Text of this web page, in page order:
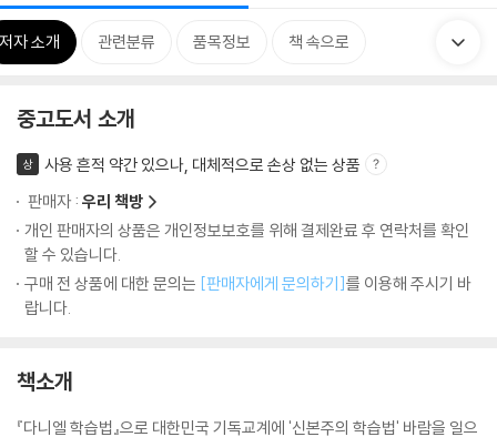
저자 소개 관련분류 품목정보 책 속으로
중고도서 소개
상
사용 흔적 약간 있으나, 대체적으로 손상 없는 상품
판매자 : 우리 책방
개인 판매자의 상품은 개인정보보호를 위해 결제완료 후 연락처를 확인
할 수 있습니다.
구매 전 상품에 대한 문의는 [판매자에게 문의하기]를 이용해 주시기 바
랍니다.
책소개
『다니엘 학습법』으로 대한민국 기독교계에 '신본주의 학습법' 바람을 일으